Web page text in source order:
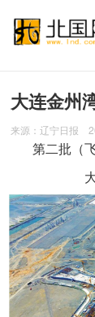
大连金州
来源：辽宁日报
第二批（